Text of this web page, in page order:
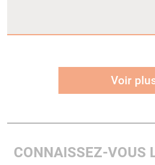
Voir
CONNAISSEZ-VOUS